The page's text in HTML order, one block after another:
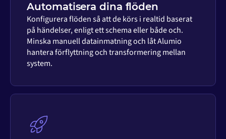
Automatisera dina flöden
Konfigurera flöden så att de körs i realtid baserat
på händelser, enligt ett schema eller både och.
Minska manuell datainmatning och låt Alumio
hantera förflyttning och transformering mellan
system.